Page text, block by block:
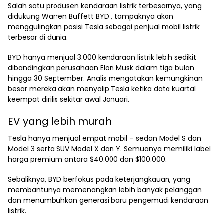
Salah satu produsen kendaraan listrik terbesarnya, yang
didukung Warren Buffett BYD , tampaknya akan
menggulingkan posisi Tesla sebagai penjual mobil listrik
terbesar di dunia.
BYD hanya menjual 3.000 kendaraan listrik lebih sedikit
dibandingkan perusahaan Elon Musk dalam tiga bulan
hingga 30 September. Analis mengatakan kemungkinan
besar mereka akan menyalip Tesla ketika data kuartal
keempat dirilis sekitar awal Januari.
EV yang lebih murah
Tesla hanya menjual empat mobil – sedan Model S dan
Model 3 serta SUV Model X dan Y. Semuanya memiliki label
harga premium antara $40.000 dan $100.000.
Sebaliknya, BYD berfokus pada keterjangkauan, yang
membantunya memenangkan lebih banyak pelanggan
dan menumbuhkan generasi baru pengemudi kendaraan
listrik.